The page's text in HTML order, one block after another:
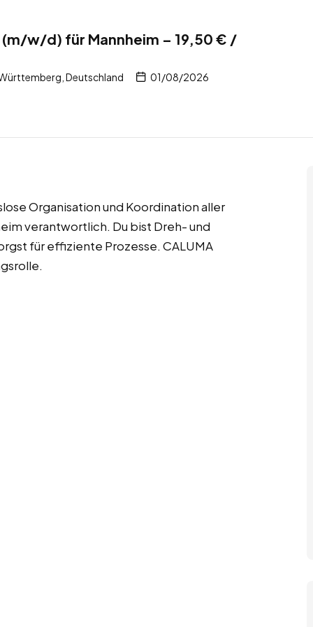
w/d) für Mannheim – 19,50 € /
Deutschland 01/08/2026
Organisation und Koordination aller
verantwortlich. Du bist Dreh- und
für effiziente Prozesse. CALUMA